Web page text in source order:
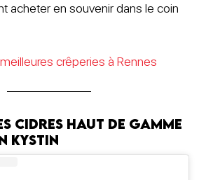
acheter en souvenir dans le coin
crêperies à Rennes
cidres haut de gamme
Kystin